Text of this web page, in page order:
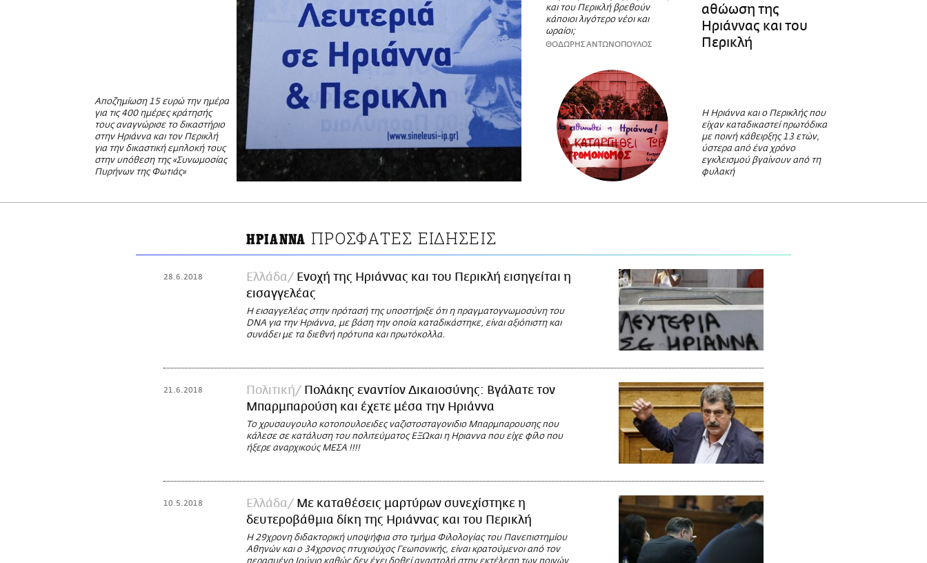
Αποζημίωση 15 ευρώ την ημέρα
για τις 400 ημέρες κράτησής
τους αναγνώρισε το δικαστήριο
στην Ηριάννα και τον Περικλή
για την δικαστική εμπλοκή τους
στην υπόθεση της «Συνωμοσίας
Πυρήνων της Φωτιάς»
και του Περικλή βρεθούν
κάποιοι λιγότερο νέοι και
ωραίοι;
ΘΟΔΩΡΗΣ ΑΝΤΩΝΟΠΟΥΛΟΣ
αθώωση της
Ηριάννας και του
Περικλή
Η Ηριάννα και ο Περικλής που
είχαν καταδικαστεί πρωτόδικα
με ποινή κάθειρξης 13 ετών,
ύστερα από ένα χρόνο
εγκλεισμού βγαίνουν από τη
φυλακή
ΗΡΙΑΝΝΑ ΠΡΟΣΦΑΤΕΣ ΕΙΔΗΣΕΙΣ
28.6.2018 Ελλάδα
Ενοχή της Ηριάννας και του Περικλή εισηγείται η
εισαγγελέας
Η εισαγγελέας στην πρότασή της υποστήριξε ότι η πραγματογνωμοσύνη του
DNA για την Ηριάννα, με βάση την οποία καταδικάστηκε, είναι αξιόπιστη και
συνάδει με τα διεθνή πρότυπα και πρωτόκολλα.
21.6.2018 Πολιτική
Πολάκης εναντίον Δικαιοσύνης: Βγάλατε τον
Μπαρμπαρούση και έχετε μέσα την Ηριάννα
Το χρυσαυγουλο κοτοπουλοειδες ναζιστοσταγονιδιο Μπαρμπαρουσης που
κάλεσε σε κατάλυση του πολιτεύματος ΕΞΩκαι η Ηριαννα που είχε φίλο που
ήξερε αναρχικούς ΜΕΣΑ !!!!
10.5.2018 Ελλάδα
Με καταθέσεις μαρτύρων συνεχίστηκε η
δευτεροβάθμια δίκη της Ηριάννας και του Περικλή
Η 29χρονη διδακτορική υποψήφια στο τμήμα Φιλολογίας του Πανεπιστημίου
Αθηνών και ο 34χρονος πτυχιούχος Γεωπονικής, είναι κρατούμενοι από τον
περασμένο Ιούνιο καθώς δεν έχει δοθεί αναστολή στην εκτέλεση των ποινών